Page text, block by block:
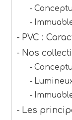
PVC :
Nos
Les